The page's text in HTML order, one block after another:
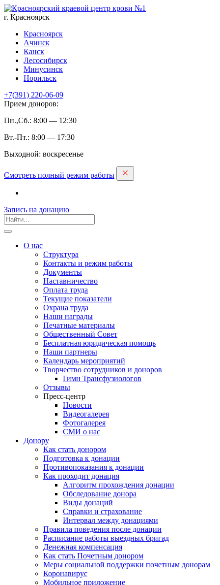
г. Красноярск
Красноярск
Ачинск
Канск
Лесосибирск
Минусинск
Норильск
+7(391) 220-06-09
Прием доноров:
Пн.,Сб.: 8:00 — 12:30
Вт.-Пт.: 8:00 — 17:30
Выходной: воскресенье
Смотреть полный режим работы
Запись на дoнацию
О нас
Структура
Контакты и режим работы
Документы
Наставничество
Оплата труда
Текущие показатели
Охрана труда
Наши награды
Печатные материалы
Общественный Совет
Бесплатная юридическая помощь
Наши партнеры
Календарь мероприятий
Творчество сотрудников и доноров
Гимн Трансфузиологов
Отзывы
Пресс-центр
Новости
Видеогалерея
Фотогалерея
СМИ о нас
Донору
Как стать донором
Подготовка к донации
Противопоказания к донации
Как проходит донация
Алгоритм прохождения донации
Обследование донора
Виды донаций
Справки и страхование
Интервал между донациями
Правила поведения после донации
Расписание работы выездных бригад
Денежная компенсация
Как стать Почетным донором
Меры социальной поддержки почетным донорам
Коронавирус
Мобильное приложение